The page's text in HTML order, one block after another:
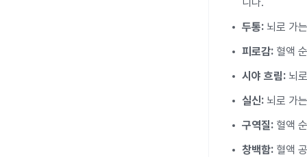
두통: 뇌로 가
피로감: 혈액
시야 흐림: 뇌
실신: 뇌로 가
구역질: 혈액
창백함: 혈액